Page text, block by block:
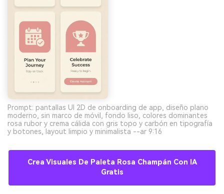
Prompt: pantallas UI 2D de onboarding de app, diseño plano
moderno, sin marco de móvil, fondo liso, colores dominantes
rosa rubor y crema cálida con gris topo y carbón en tipografía
y botones, layout limpio y minimalista --ar 9:16
Crea Visuales De Paleta Rosa Champán Con IA
Gratis